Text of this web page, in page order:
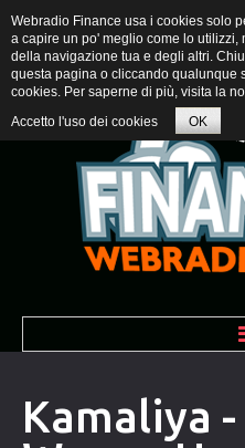
BENVENUTI
Kamaliya
Webradio Finance usa i cookies solo
a capire un po' meglio come lo
della navigazione tua e degli altri.
questa pagina o cliccando qualunque
cookies. Per saperne di più, visita la
Accetto l'uso dei cookies
OK